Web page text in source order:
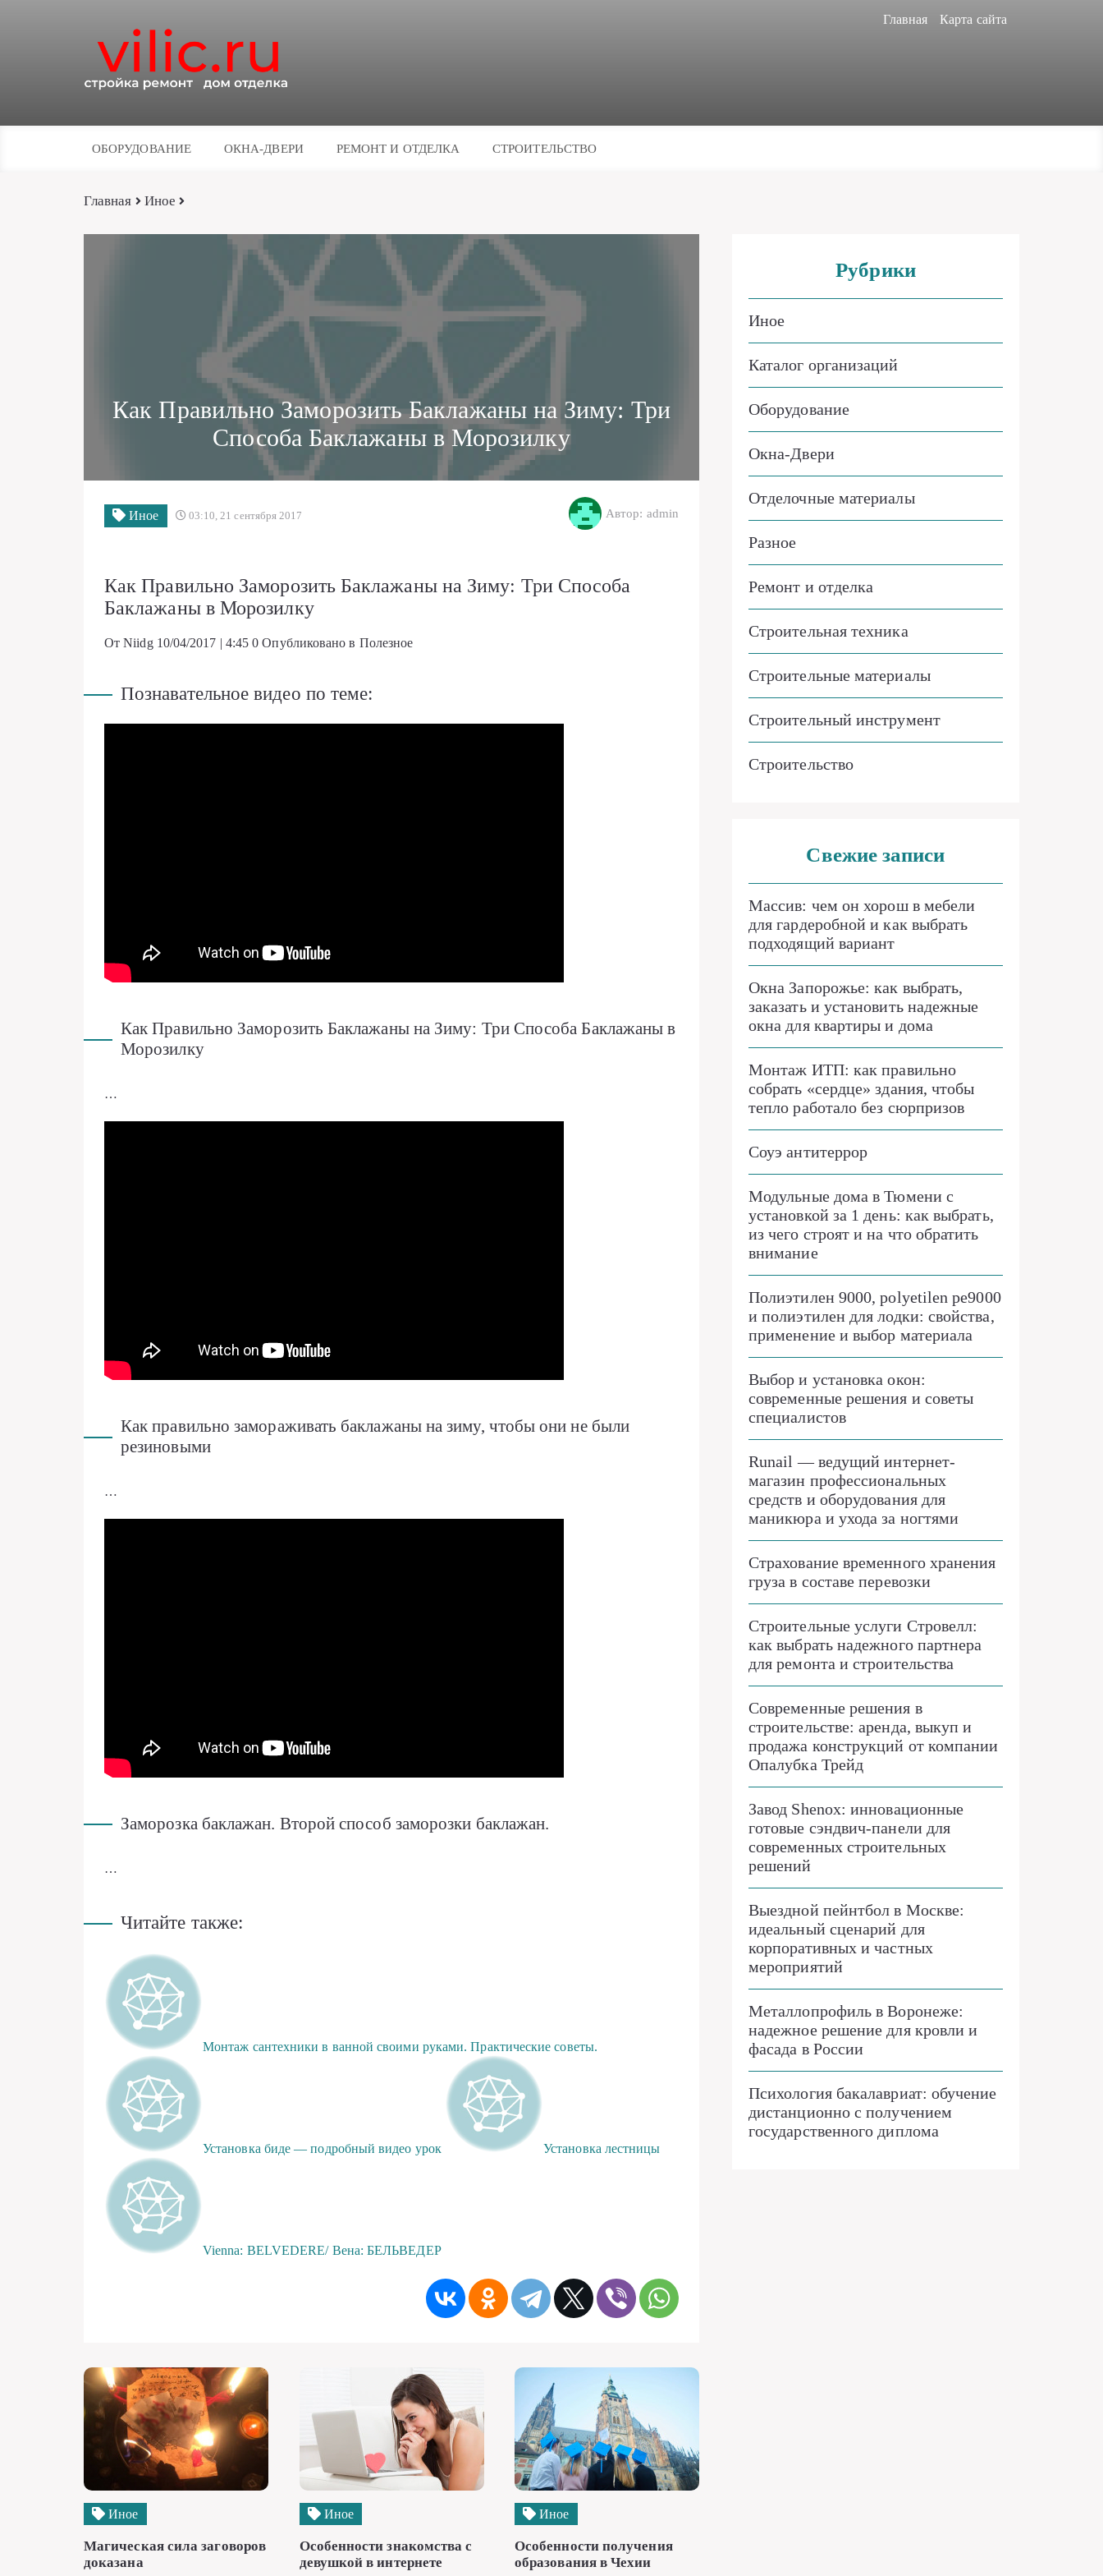
Главная Карта сайта
ОБОРУДОВАНИЕ ОКНА-ДВЕРИ РЕМОНТ И ОТДЕЛКА СТРОИТЕЛЬСТВО
Главная Иное
Как Правильно Заморозить Баклажаны на Зиму: Три
Способа Баклажаны в Морозилку
Иное 03:10, 21 сентября 2017 Автор: admin
Как Правильно Заморозить Баклажаны на Зиму: Три Способа
Баклажаны в Морозилку
От Niidg 10/04/2017 | 4:45 0 Опубликовано в Полезное
Познавательное видео по теме:
Как Правильно Заморозить Баклажаны на Зиму: Три Способа Баклажаны в
Морозилку
…
Как правильно замораживать баклажаны на зиму, чтобы они не были
резиновыми
…
Заморозка баклажан. Второй способ заморозки баклажан.
…
Читайте также:
Монтаж сантехники в ванной своими руками. Практические советы.
Установка биде — подробный видео урок Установка лестницы
Vienna: BELVEDERE/ Вена: БЕЛЬВЕДЕР
Иное
Магическая сила заговоров
доказана
Иное
Особенности знакомства с
девушкой в интернете
Иное
Особенности получения
образования в Чехии
Рубрики
Иное
Каталог организаций
Оборудование
Окна-Двери
Отделочные материалы
Разное
Ремонт и отделка
Строительная техника
Строительные материалы
Строительный инструмент
Строительство
Свежие записи
Массив: чем он хорош в мебели
для гардеробной и как выбрать
подходящий вариант
Окна Запорожье: как выбрать,
заказать и установить надежные
окна для квартиры и дома
Монтаж ИТП: как правильно
собрать «сердце» здания, чтобы
тепло работало без сюрпризов
Соуэ антитеррор
Модульные дома в Тюмени с
установкой за 1 день: как выбрать,
из чего строят и на что обратить
внимание
Полиэтилен 9000, polyetilen pe9000
и полиэтилен для лодки: свойства,
применение и выбор материала
Выбор и установка окон:
современные решения и советы
специалистов
Runail — ведущий интернет-
магазин профессиональных
средств и оборудования для
маникюра и ухода за ногтями
Страхование временного хранения
груза в составе перевозки
Строительные услуги Стровелл:
как выбрать надежного партнера
для ремонта и строительства
Современные решения в
строительстве: аренда, выкуп и
продажа конструкций от компании
Опалубка Трейд
Завод Shenox: инновационные
готовые сэндвич-панели для
современных строительных
решений
Выездной пейнтбол в Москве:
идеальный сценарий для
корпоративных и частных
мероприятий
Металлопрофиль в Воронеже:
надежное решение для кровли и
фасада в России
Психология бакалавриат: обучение
дистанционно с получением
государственного диплома